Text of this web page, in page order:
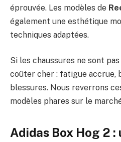
éprouvée. Les modèles de
également une esthétique
techniques adaptées.
Si les chaussures ne sont
coûter cher : fatigue accrue,
blessures. Nous reverrons
modèles phares sur le
Adidas Box Hog 2